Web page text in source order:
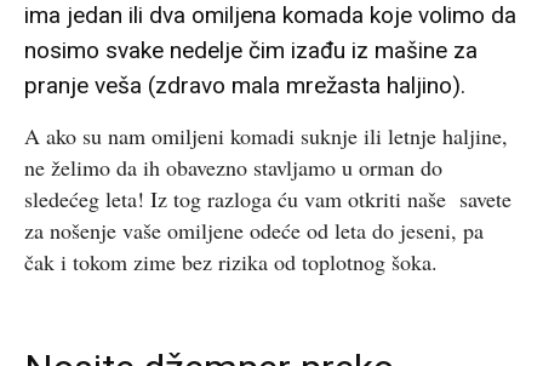
ima jedan ili dva omiljena komada koje volimo da
nosimo svake nedelje čim izađu iz mašine za
pranje veša (zdravo mala mrežasta haljino).
A ako su nam omiljeni komadi suknje ili letnje haljine,
ne želimo da ih obavezno stavljamo u orman do
sledećeg leta! Iz tog razloga ću vam otkriti naše savete
za nošenje vaše omiljene odeće od leta do jeseni, pa
čak i tokom zime bez rizika od toplotnog šoka.